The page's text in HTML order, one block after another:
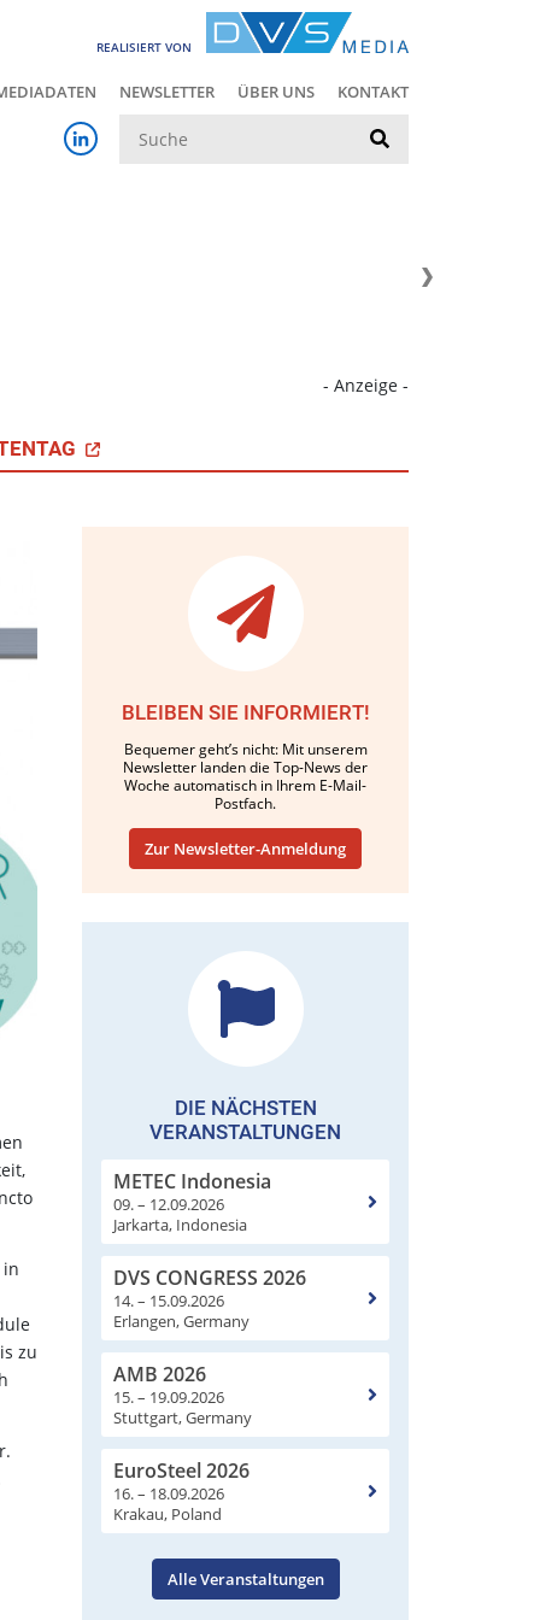
REALISIERT VON
NEWSLETTER ÜBER UNS KONTAKT
- Anzeige -
in
zu
BLEIBEN SIE INFORMIERT!
Bequemer geht’s nicht: Mit unserem
Newsletter landen die Top-News der
Woche automatisch in Ihrem E-Mail-
Postfach.
Zur Newsletter-Anmeldung
DIE NÄCHSTEN
VERANSTALTUNGEN
METEC Indonesia
09. – 12.09.2026
Jarkarta, Indonesia
DVS CONGRESS 2026
14. – 15.09.2026
Erlangen, Germany
AMB 2026
15. – 19.09.2026
Stuttgart, Germany
EuroSteel 2026
16. – 18.09.2026
Krakau, Poland
Alle Veranstaltungen